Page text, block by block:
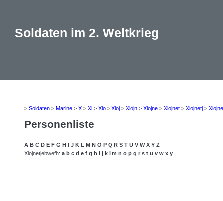
Soldaten im 2. Weltkrieg
> Soldaten > Marine > X > Xl > Xlo > Xloj > Xlojn > Xlojne > Xlojnet > Xlojnetj >
Personenliste
A B C D E F G H I J K L M N O P Q R S T U V W X Y Z
Xlojnetjebwefh: a b c d e f g h i j k l m n o p q r s t u v w x y